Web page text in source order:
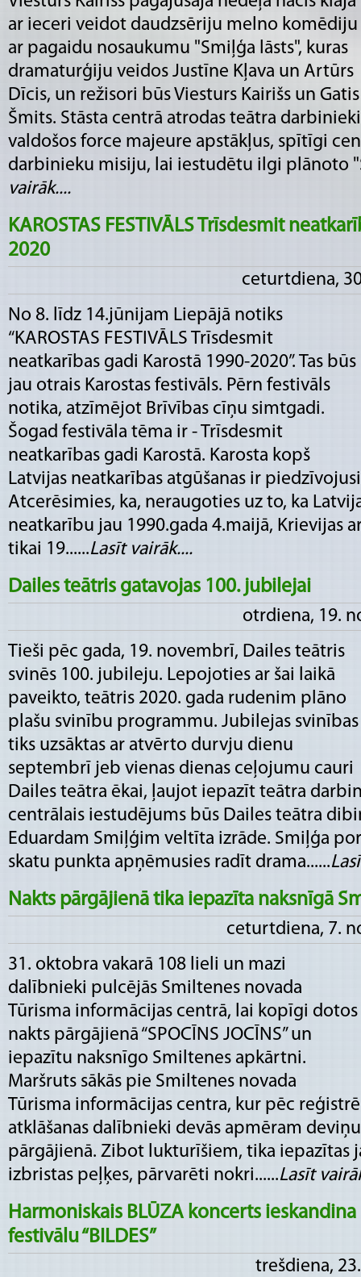
ar ieceri veidot daudzsēriju melno komēdiju
ar pagaidu nosaukumu "Smiļģa lāsts", kuras
dramaturģiju veidos Justīne Kļava un Artūrs
Dīcis, un režisori būs Viesturs Kairišs un Gatis
Šmits. Stāsta centrā atrodas teātra
valdošos force majeure apstākļus, spītīgi
darbinieku misiju, lai iestudētu ilgi plānoto
vairāk....
KAROSTAS FESTIVĀLS Trīsdesmit
2020
ceturtdiena,
No 8. līdz 14.jūnijam Liepājā notiks
“KAROSTAS FESTIVĀLS Trīsdesmit
neatkarības gadi Karostā 1990-2020”. Tas būs
jau otrais Karostas festivāls. Pērn festivāls
notika, atzīmējot Brīvības cīņu simtgadi.
Šogad festivāla tēma ir - Trīsdesmit
neatkarības gadi Karostā. Karosta kopš
Latvijas neatkarības atgūšanas ir
Atcerēsimies, ka, neraugoties uz to, ka
neatkarību jau 1990.gada 4.maijā, Krievijas
tikai 19......Lasīt vairāk....
Dailes teātris gatavojas 100. jubilejai
otrdiena, 19.
Tieši pēc gada, 19. novembrī, Dailes teātris
svinēs 100. jubileju. Lepojoties ar šai laikā
paveikto, teātris 2020. gada rudenim plāno
plašu svinību programmu. Jubilejas svinības
tiks uzsāktas ar atvērto durvju dienu
septembrī jeb vienas dienas ceļojumu cauri
Dailes teātra ēkai, ļaujot iepazīt teātra
centrālais iestudējums būs Dailes teātra
Eduardam Smiļģim veltīta izrāde. Smiļģa
skatu punkta apņēmusies radīt drama......
Nakts pārgājienā tika iepazīta naksnīgā
ceturtdiena, 7.
31. oktobra vakarā 108 lieli un mazi
dalībnieki pulcējās Smiltenes novada
Tūrisma informācijas centrā, lai kopīgi dotos
nakts pārgājienā “SPOCĪNS JOCĪNS” un
iepazītu naksnīgo Smiltenes apkārtni.
Maršruts sākās pie Smiltenes novada
Tūrisma informācijas centra, kur pēc
atklāšanas dalībnieki devās apmēram
pārgājienā. Zibot lukturīšiem, tika iepazītas
izbristas peļķes, pārvarēti nokri......Lasīt
Harmoniskais BLŪZA koncerts
festivālu “BILDES”
trešdiena,